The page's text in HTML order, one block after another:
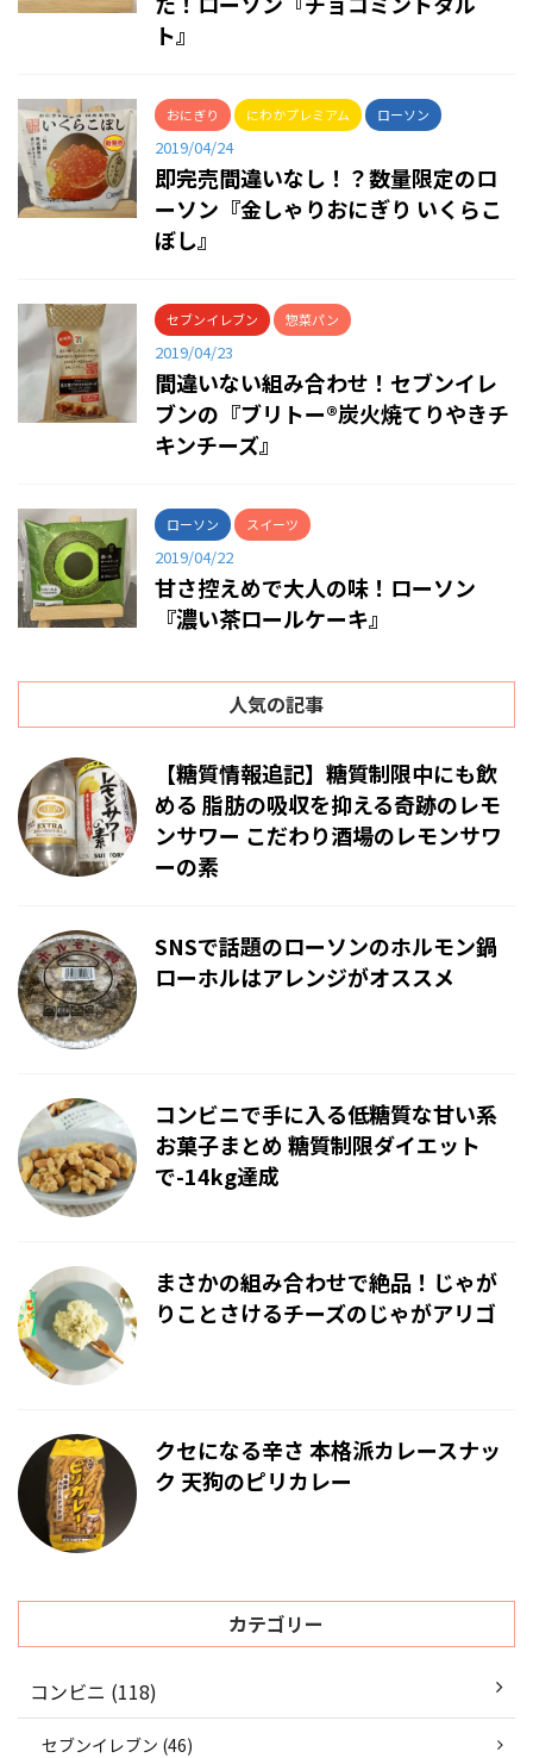
ト』
おにぎり にわかプレミアム ローソン
2019/04/24
即完売間違いなし！？数量限定のロ
ーソン『金しゃりおにぎり いくらこ
ぼし』
セブンイレブン 惣菜パン
2019/04/23
間違いない組み合わせ！セブンイレ
ブンの『ブリトー®炭火焼てりやきチ
キンチーズ』
ローソン スイーツ
2019/04/22
甘さ控えめで大人の味！ローソン
『濃い茶ロールケーキ』
人気の記事
【糖質情報追記】糖質制限中にも飲
める 脂肪の吸収を抑える奇跡のレモ
ンサワー こだわり酒場のレモンサワ
ーの素
SNSで話題のローソンのホルモン鍋
ローホルはアレンジがオススメ
コンビニで手に入る低糖質な甘い系
お菓子まとめ 糖質制限ダイエット
で-14kg達成
まさかの組み合わせで絶品！じゃが
りことさけるチーズのじゃがアリゴ
クセになる辛さ 本格派カレースナッ
ク 天狗のピリカレー
カテゴリー
コンビニ (118)
セブンイレブン (46)